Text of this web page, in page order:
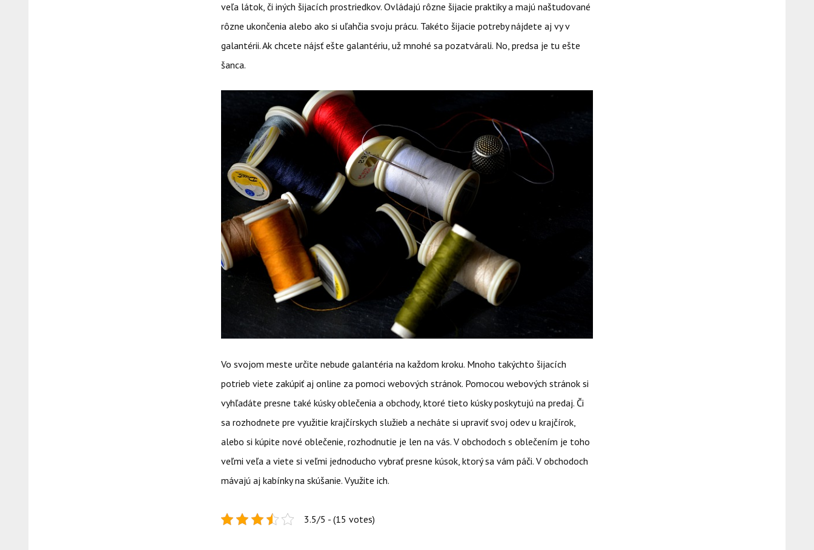
veľa látok, či iných šijacích prostriedkov. Ovládajú rôzne šijacie praktiky a majú naštudované
rôzne ukončenia alebo ako si uľahčia svoju prácu. Takéto šijacie potreby nájdete aj vy v
galantérii. Ak chcete nájsť ešte galantériu, už mnohé sa pozatvárali. No, predsa je tu ešte
šanca.
Vo svojom meste určite nebude galantéria na každom kroku. Mnoho takýchto šijacích
potrieb viete zakúpiť aj online za pomoci webových stránok. Pomocou webových stránok si
vyhľadáte presne také kúsky oblečenia a obchody, ktoré tieto kúsky poskytujú na predaj. Či
sa rozhodnete pre využitie krajčírskych služieb a necháte si upraviť svoj odev u krajčírok,
alebo si kúpite nové oblečenie, rozhodnutie je len na vás. V obchodoch s oblečením je toho
veľmi veľa a viete si veľmi jednoducho vybrať presne kúsok, ktorý sa vám páči. V obchodoch
mávajú aj kabínky na skúšanie. Využite ich.
3.5/5 - (15 votes)